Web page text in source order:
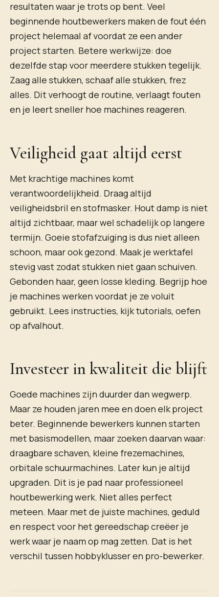
resultaten waar je trots op bent. Veel
beginnende houtbewerkers maken de fout één
project helemaal af voordat ze een ander
project starten. Betere werkwijze: doe
dezelfde stap voor meerdere stukken tegelijk.
Zaag alle stukken, schaaf alle stukken, frez
alles. Dit verhoogt de routine, verlaagt fouten
en je leert sneller hoe machines reageren.
Veiligheid gaat altijd eerst
Met krachtige machines komt
verantwoordelijkheid. Draag altijd
veiligheidsbril en stofmasker. Hout damp is niet
altijd zichtbaar, maar wel schadelijk op langere
termijn. Goeie stofafzuiging is dus niet alleen
schoon, maar ook gezond. Maak je werktafel
stevig vast zodat stukken niet gaan schuiven.
Gebonden haar, geen losse kleding. Begrijp hoe
je machines werken voordat je ze voluit
gebruikt. Lees instructies, kijk tutorials, oefen
op afvalhout.
Investeer in kwaliteit die blijft
Goede machines zijn duurder dan wegwerp.
Maar ze houden jaren mee en doen elk project
beter. Beginnende bewerkers kunnen starten
met basismodellen, maar zoeken daarvan waar:
draagbare schaven, kleine frezemachines,
orbitale schuurmachines. Later kun je altijd
upgraden. Dit is je pad naar professioneel
houtbewerking werk. Niet alles perfect
meteen. Maar met de juiste machines, geduld
en respect voor het gereedschap creëer je
werk waar je naam op mag zetten. Dat is het
verschil tussen hobbyklusser en pro-bewerker.